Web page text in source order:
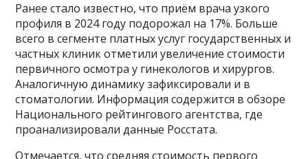
Ранее стало известно, что приём врача узкого
профиля в 2024 году подорожал на 17%. Больше
всего в сегменте платных услуг государственных и
частных клиник отметили увеличение стоимости
первичного осмотра у гинекологов и хирургов.
Аналогичную динамику зафиксировали и в
стоматологии. Информация содержится в обзоре
Национального рейтингового агентства, где
проанализировали данные Росстата.
Отмечается, что средняя стоимость первого